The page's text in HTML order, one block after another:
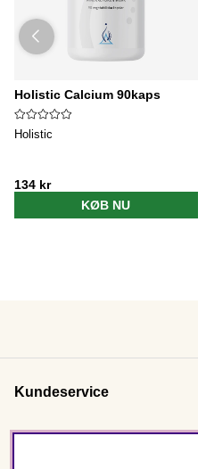
Holistic Calcium 90kaps
Holistic
134 kr
KØB NU
Kundeservice